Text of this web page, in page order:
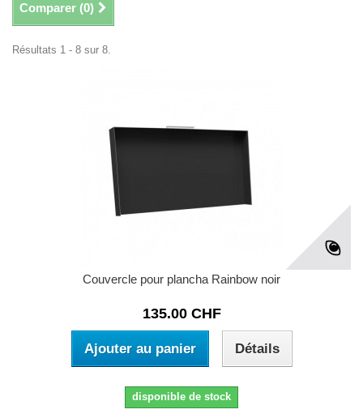
Comparer (0)
Résultats 1 - 8 sur 8.
Couvercle pour plancha Rainbow noir
135.00 CHF
Ajouter au panier Détails
disponible de stock